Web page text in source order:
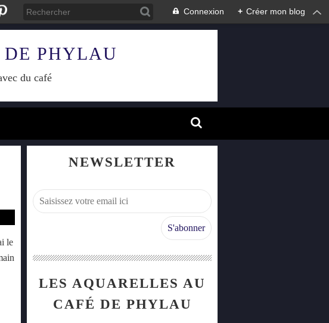
Connexion + Créer mon blog
PHYLAU
du café
le
NEWSLETTER
LES AQUARELLES AU
CAFÉ DE PHYLAU